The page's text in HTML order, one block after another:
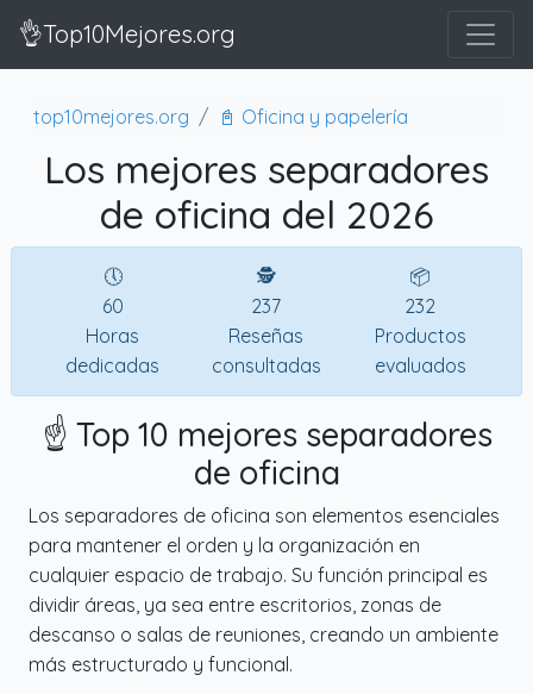
👌Top10Mejores.org
top10mejores.org 📓 Oficina y papelería
Los mejores separadores
de oficina del 2026
🕔
60
Horas
dedicadas
🕵
237
Reseñas
consultadas
📦
232
Productos
evaluados
☝️ Top 10 mejores separadores
de oficina
Los separadores de oficina son elementos esenciales
para mantener el orden y la organización en
cualquier espacio de trabajo. Su función principal es
dividir áreas, ya sea entre escritorios, zonas de
descanso o salas de reuniones, creando un ambiente
más estructurado y funcional.